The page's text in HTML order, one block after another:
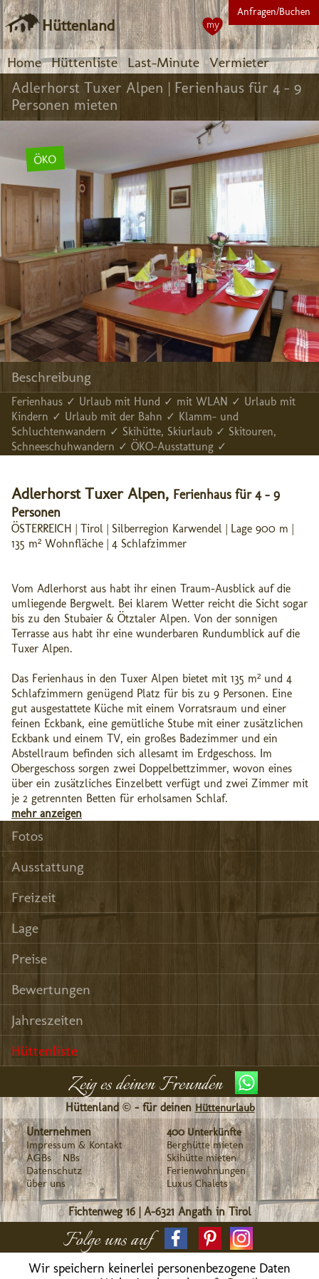
Hüttenland
Home Hüttenliste Last-Minute Vermieter
Anfragen/Buchen
my
Adlerhorst Tuxer Alpen | Ferienhaus für 4 - 9
Personen mieten
ÖKO
Beschreibung
Ferienhaus ✓ Urlaub mit Hund ✓ mit WLAN ✓ Urlaub mit
Kindern ✓ Urlaub mit der Bahn ✓ Klamm- und
Schluchtenwandern ✓ Skihütte, Skiurlaub ✓ Skitouren,
Schneeschuhwandern ✓ ÖKO-Ausstattung ✓
Adlerhorst Tuxer Alpen, Ferienhaus für 4 - 9
Personen
ÖSTERREICH | Tirol | Silberregion Karwendel | Lage 900 m |
135 m² Wohnfläche | 4 Schlafzimmer
Vom Adlerhorst aus habt ihr einen Traum-Ausblick auf die
umliegende Bergwelt. Bei klarem Wetter reicht die Sicht sogar
bis zu den Stubaier & Ötztaler Alpen. Von der sonnigen
Terrasse aus habt ihr eine wunderbaren Rundumblick auf die
Tuxer Alpen.
Das Ferienhaus in den Tuxer Alpen bietet mit 135 m² und 4
Schlafzimmern genügend Platz für bis zu 9 Personen. Eine
gut ausgestattete Küche mit einem Vorratsraum und einer
feinen Eckbank, eine gemütliche Stube mit einer zusätzlichen
Eckbank und einem TV, ein großes Badezimmer und ein
Abstellraum befinden sich allesamt im Erdgeschoss. Im
Obergeschoss sorgen zwei Doppelbettzimmer, wovon eines
über ein zusätzliches Einzelbett verfügt und zwei Zimmer mit
je 2 getrennten Betten für erholsamen Schlaf.
mehr anzeigen
Fotos
Ausstattung
Freizeit
Lage
Preise
Bewertungen
Jahreszeiten
Hüttenliste
Zeig es deinen Freunden
Hüttenland © - für deinen Hüttenurlaub
Unternehmen
Impressum & Kontakt
AGBs
NBs
Datenschutz
über uns
400 Unterkünfte
Berghütte mieten
Skihütte mieten
Ferienwohnungen
Luxus Chalets
Fichtenweg 16| A-6321 Angath in Tirol
Folge uns auf
Wir speichern keinerlei personenbezogene Daten